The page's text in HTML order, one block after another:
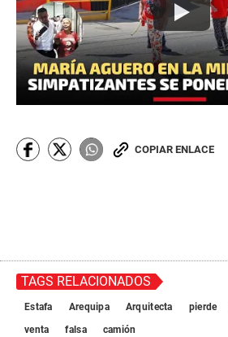
COPIAR ENLACE
TAGS RELACIONADOS
Estafa Arequipa Arquitecta pierde
venta
falsa camión